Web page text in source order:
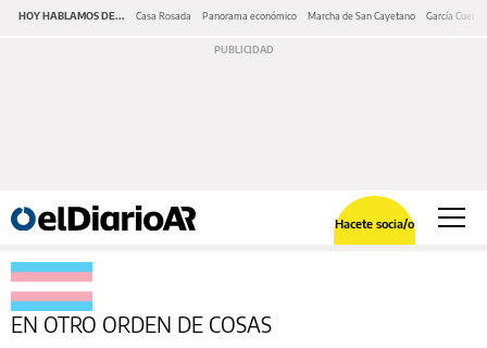
HOY HABLAMOS DE... Casa Rosada Panorama económico Marcha de San Cayetano García Cuerva
Hacete socia/o
EN OTRO ORDEN DE COSAS